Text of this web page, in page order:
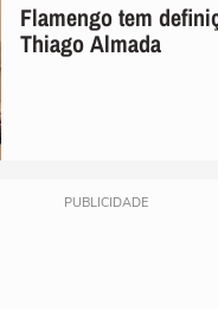
Flamengo tem
Thiago Almada
PUBLICIDADE